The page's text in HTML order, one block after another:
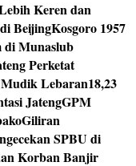
Keren dan
BeijingKosgoro 1957
di Munaslub
Perketat
Mudik Lebaran18,23
JatengGPM
Giliran
SPBU di
Korban Banjir